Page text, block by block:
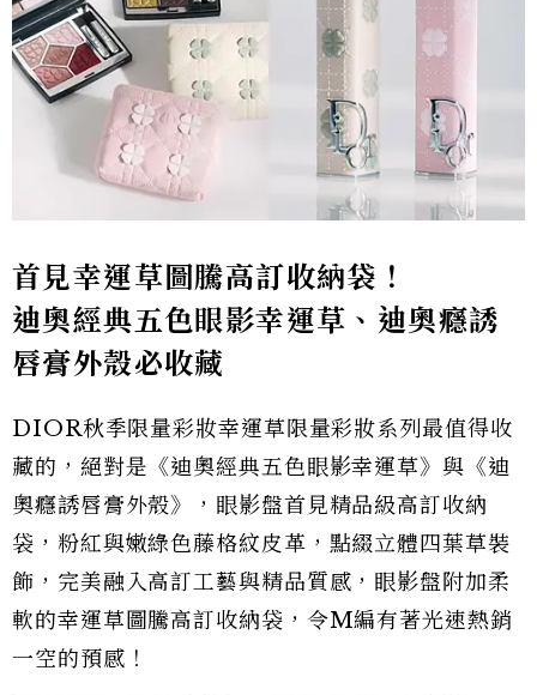
首見幸運草圖騰高訂收納袋 ！
迪奧經典五色眼影幸運草、迪奧癮誘
唇膏外殼必收藏
DIOR秋季限量彩妝幸運草限量彩妝系列最值得收
藏的，絕對是《迪奧經典五色眼影幸運草》與《迪
奧癮誘唇膏外殼》，眼影盤首見精品級高訂收納
袋，粉紅與嫩綠色藤格紋皮革，點綴立體四葉草裝
飾，完美融入高訂工藝與精品質感，眼影盤附加柔
軟的幸運草圖騰高訂收納袋，令M編有著光速熱銷
一空的預感！